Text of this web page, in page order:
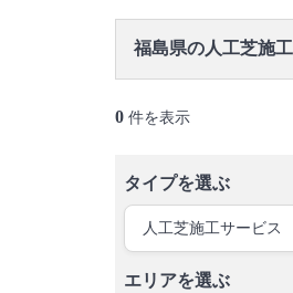
福島県の人工芝施
0 件を表示
タイプを選ぶ
人工芝施工サービス
エリアを選ぶ